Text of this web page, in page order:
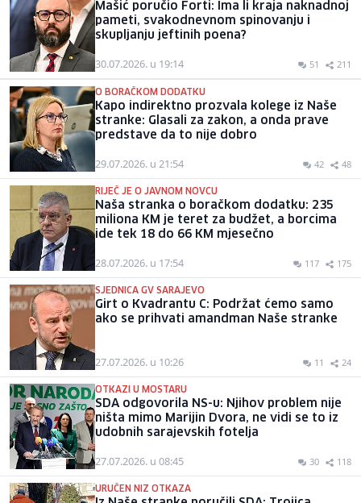
Mašić poručio Forti: Ima li kraja naknadnoj
pameti, svakodnevnom spinovanju i
skupljanju jeftinih poena?
30.07.2026. u 19:14 51 211
O BORAČKOM DODATKU
Kapo indirektno prozvala kolege iz Naše
stranke: Glasali za zakon, a onda prave
predstave da to nije dobro
29.07.2026. u 21:54 42 48
RIJEČ JE O JAVNOM NOVCU
Naša stranka o boračkom dodatku: 235
miliona KM je teret za budžet, a borcima
ide tek 18 do 66 KM mjesečno
28.07.2026. u 17:54 117 175
SJEDNICA GV SARAJEVO
Girt o Kvadrantu C: Podržat ćemo samo
ako se prihvati amandman Naše stranke
27.07.2026. u 10:26 11 24
OTKAZI U MOSTARU
SDA odgovorila NS-u: Njihov problem nije
ništa mimo Marijin Dvora, ne vidi se to iz
udobnih sarajevskih fotelja
27.07.2026. u 08:45 30 118
URUČEN NIZ OTKAZA